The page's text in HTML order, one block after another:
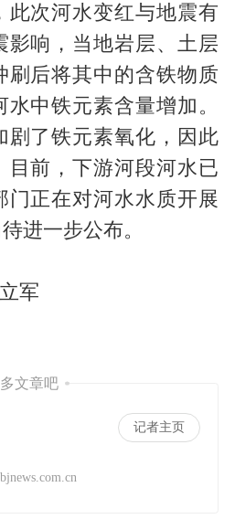
此次河水变红与地震有
影响，当地岩层、土层
刷后将其中的含铁物质
中铁元素含量增加。
剧了铁元素氧化，因此
目前，下游河段河水已
门正在对河水水质开展
进一步公布。
军
文章吧
记者主页